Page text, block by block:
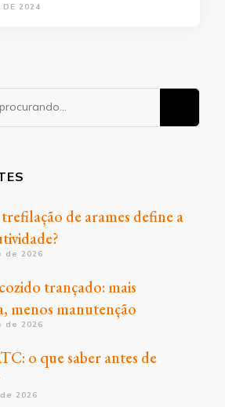
DE 2024
de arames define a
de 2026
trançado: mais
menos manutenção
de 2026
o que saber antes de
2026